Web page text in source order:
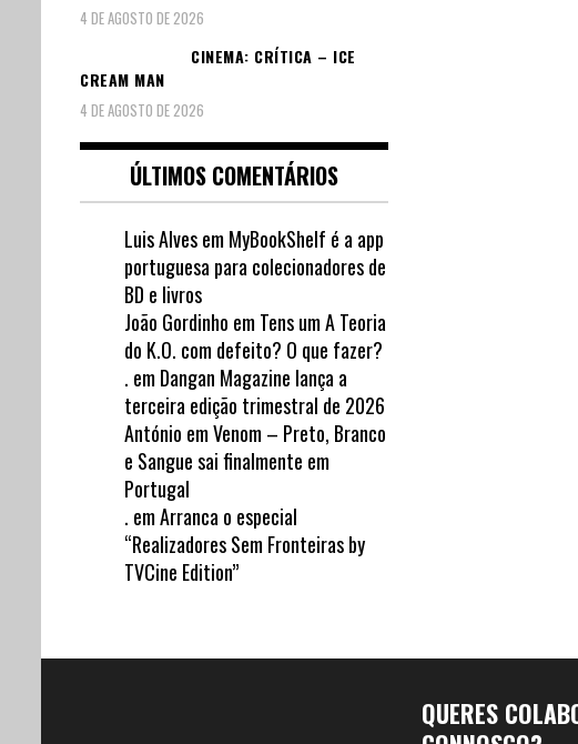
4 DE AGOSTO DE 2026
CINEMA: CRÍTICA – ICE
CREAM MAN
4 DE AGOSTO DE 2026
ÚLTIMOS COMENTÁRIOS
Luis Alvesem MyBookShelf é a app
portuguesa para colecionadores de
BD e livros
João Gordinho em Tens um A Teoria
do K.O. com defeito? O que fazer?
. em Dangan Magazine lança a
terceira edição trimestral de 2026
António emVenom – Preto, Branco
e Sangue sai finalmente em
Portugal
. emArranca o especial
“Realizadores Sem Fronteiras by
TVCine Edition”
QUERES